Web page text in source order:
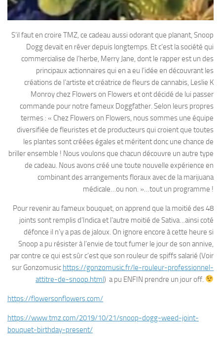
S’il faut en croire TMZ, ce cadeau aussi odorant que planant, Snoop
Dogg devait en rêver depuis longtemps. Et c’est la société qui
commercialise de l’herbe, Merry Jane, dont le rapper est un des
principaux actionnaires qui en a eu l’idée en découvrant les
créations de l’artiste et créatrice de fleurs de cannabis, Leslie K
Monroy chez Flowers on Flowers et ont décidé de lui passer
commande pour notre fameux Doggfather. Selon leurs propres
termes : « Chez Flowers on Flowers, nous sommes une équipe
diversifiée de fleuristes et de producteurs qui croient que toutes
les plantes sont créées égales et méritent donc une chance de
briller ensemble ! Nous voulons que chacun découvre un autre type
de cadeau. Nous avons créé une toute nouvelle expérience en
combinant des arrangements floraux avec de la marijuana
médicale…ou non. »…tout un programme !
Pour revenir au fameux bouquet, on apprend que la moitié des 48
joints sont remplis d’Indica et l’autre moitié de Sativa…ainsi coté
défonce il n’y a pas de jaloux. On ignore encore à cette heure si
Snoop a pu résister à l’envie de tout fumer le jour de son annive,
par contre ce qui est sûr c’est que son rouleur de spiffs salarié (Voir
sur Gonzomusic https://gonzomusic.fr/le-rouleur-professionnel-
attitre-de-snoop.html) a pu ENFIN prendre un jour off.
https://flowersonflowers.com/
https://www.tmz.com/2019/10/21/snoop-dogg-weed-joint-
bouquet-birthday-present/